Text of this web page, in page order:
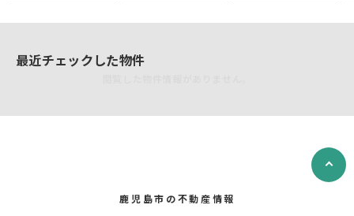
最近チェックした物件
鹿児島市の不動産情報